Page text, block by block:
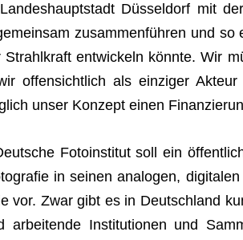
Düs­sel­dorf mit
zusam­men­füh­ren und
Strahl­kraft ent­wi­ckeln könnte. Wir
offen­sicht­lich als ein­zi­ger
unser Kon­zept einen
Foto­in­sti­tut soll ein
in sei­nen ana­lo­gen,
vor. Zwar gibt es in Deutsch­land
arbei­tende Insti­tu­tio­nen und